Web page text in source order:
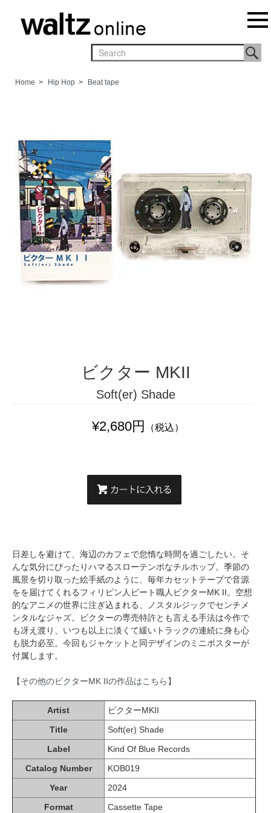
Home > Hip Hop > Beat tape
ビクター MKII
Soft(er) Shade
¥2,680円 （税込）
日差しを避けて、海辺のカフェで怠惰な時間を過ごしたい。そ
んな気分にぴったりハマるスローテンポなチルホップ。季節の
風景を切り取った絵手紙のように、毎年カセットテープで音源
をを届けてくれるフィリピン人ビート職人ビクターMK II。空想
的なアニメの世界に注ぎ込まれる、ノスタルジックでセンチメ
ンタルなジャズ。ビクターの専売特許とも言える手法は今作で
も冴え渡り、いつも以上に淡くて緩いトラックの連続に身も心
も脱力必至。今回もジャケットと同デザインのミニポスターが
付属します。
【その他のビクターMK IIの作品はこちら】
Artist
ビクターMKII
Title
Soft(er) Shade
Label
Kind Of Blue Records
Catalog Number
KOB019
Year
2024
Format
Cassette Tape